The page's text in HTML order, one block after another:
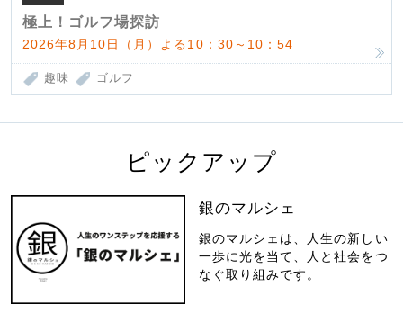
極上！ゴルフ場探訪
2026年8月10日（月）よる10：30～10：54
趣味 ゴルフ
ピックアップ
銀のマルシェ
銀のマルシェは、人生の新しい
一歩に光を当て、人と社会をつ
なぐ取り組みです。